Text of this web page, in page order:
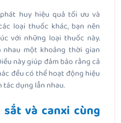
huy hiệu quả tối ưu và
loại thuốc khác, bạn nên
với những loại thuốc này.
nhau một khoảng thời gian
này giúp đảm bảo rằng cả
đều có thể hoạt động hiệu
tác dụng lẫn nhau.
sắt và canxi cùng